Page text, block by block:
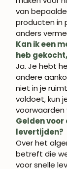
van
producten in
anders
Kan ik een
heb
Ja. Je hebt
andere
niet in je
voldoet, kun
Gelden
levertijden?
Over het
betreft die
voor snelle